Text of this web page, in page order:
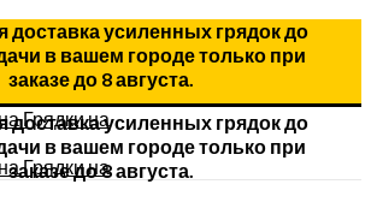
доставка усиленных грядок до
в вашем городе только при
заказе до 8 августа.
доставка усиленных грядок до
в вашем городе только при
заказе до 8 августа.